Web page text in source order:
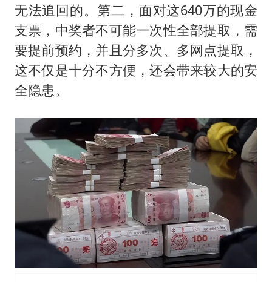
无法追回的。第二，面对这640万的现金
支票，中奖者不可能一次性全部提取，需
要提前预约，并且分多次、多网点提取，
这不仅是十分不方便，还会带来较大的安
全隐患。